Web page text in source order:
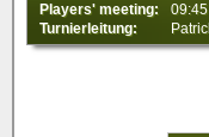
Players' meeting:
Turnierleitung: